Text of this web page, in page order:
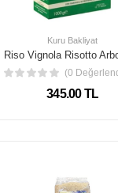
Kuru Bakliyat
345.00 TL